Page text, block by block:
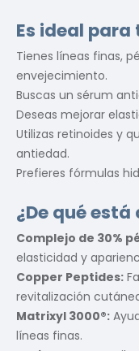
Es ideal para
Tienes líneas finas,
envejecimiento.
Buscas un sérum
Deseas mejorar
Utilizas retinoides y
antiedad.
Prefieres fórmulas
¿De qué
Complejo de 30%
elasticidad y
Copper Peptides:
revitalización
Matrixyl 3000®:
líneas finas.